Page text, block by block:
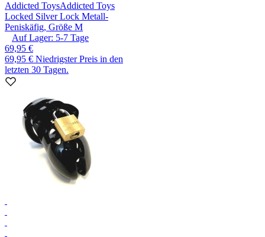
Addicted ToysAddicted Toys
Locked Silver Lock Metall-
Peniskäfig, Größe M
Auf Lager: 5-7 Tage
69,95 €
69,95 € Niedrigster Preis in den
letzten 30 Tagen.